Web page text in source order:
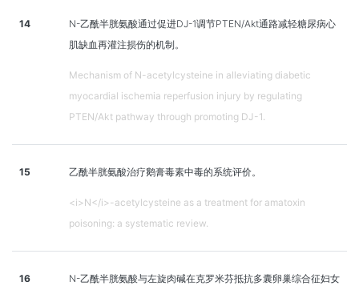
14
N-乙酰半胱氨酸通过促进DJ-1调节PTEN/Akt通路减轻糖尿病心
肌缺血再灌注损伤的机制。
Mechanism of N-acetylcysteine in alleviating diabetic
myocardial ischemia reperfusion injury by regulating
PTEN/Akt pathway through promoting DJ-1.
15 乙酰半胱氨酸治疗鹅膏毒素中毒的系统评价。
<i>N</i>-acetylcysteine as a treatment for amatoxin
poisoning: a systematic review.
16
N-乙酰半胱氨酸与左旋肉碱在克罗米芬抵抗多囊卵巢综合征妇女